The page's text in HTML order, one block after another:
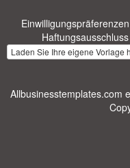
Einwilligungspräferenzen
Haftungsausschluss
Laden Sie Ihre eigene Vorlage
Allbusinesstemplates.com